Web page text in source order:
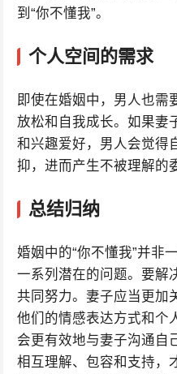
到“你不懂我”。
个人空间的需求
即使在婚姻中，男人也需
放松和自我成长。如果妻
和兴趣爱好，男人会觉得
抑，进而产生不被理解的
总结归纳
婚姻中的“你不懂我”并非
一系列潜在的问题。要解
共同努力。妻子应当更加
他们的情感表达方式和个
会更有效地与妻子沟通自
相互理解、包容和支持，